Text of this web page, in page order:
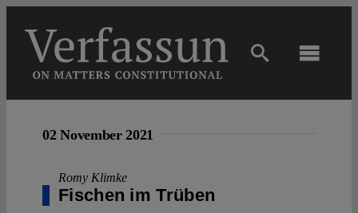
content
Main
Projects
02 November 2021
Romy Klimke
Fischen im Trüben